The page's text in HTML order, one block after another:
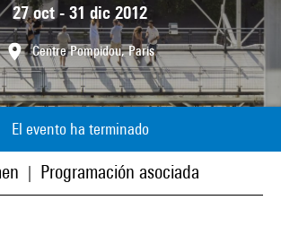
27 oct - 31 dic 2012
Centre Pompidou, Paris
El evento ha terminado
Programación asociada